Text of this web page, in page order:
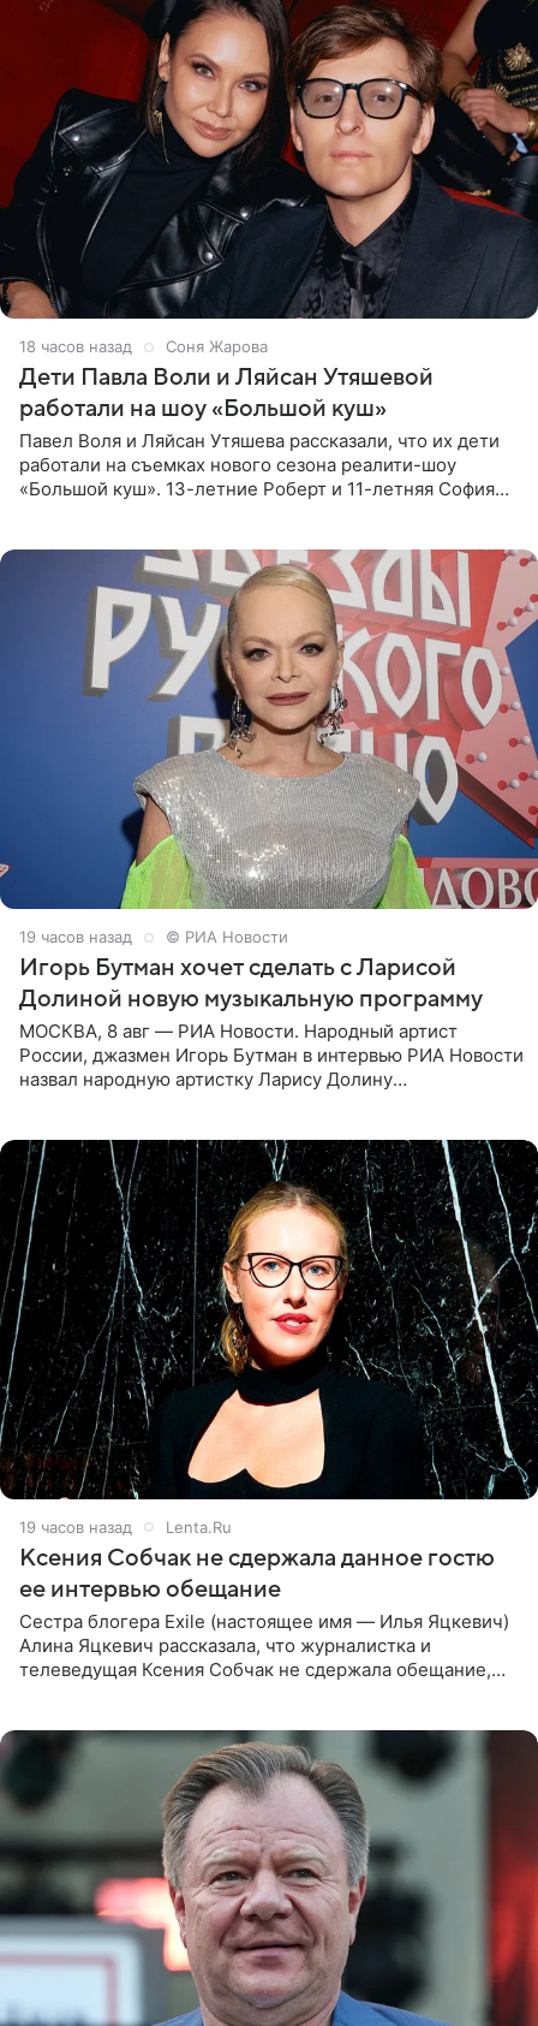
18 часов назад Соня Жарова
Дети Павла Воли и Ляйсан Утяшевой
работали на шоу «Большой куш»
Павел Воля и Ляйсан Утяшева рассказали, что их дети
работали на съемках нового сезона реалити-шоу
«Большой куш». 13-летние Роберт и 11-летняя София
19 часов назад © РИА Новости
Игорь Бутман хочет сделать с Ларисой
Долиной новую музыкальную программу
МОСКВА, 8 авг — РИА Новости. Народный артист
России, джазмен Игорь Бутман в интервью РИА Новости
назвал народную артистку Ларису Долину
19 часов назад Lenta.Ru
Ксения Собчак не сдержала данное гостю
ее интервью обещание
Сестра блогера Exile (настоящее имя — Илья Яцкевич)
Алина Яцкевич рассказала, что журналистка и
телеведущая Ксения Собчак не сдержала обещание,